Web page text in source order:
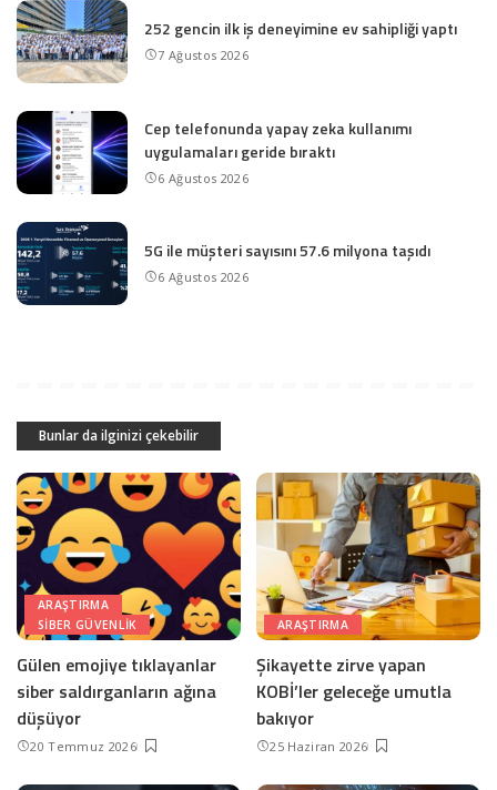
252 gencin ilk iş deneyimine ev sahipliği yaptı
7 Ağustos 2026
Cep telefonunda yapay zeka kullanımı
uygulamaları geride bıraktı
6 Ağustos 2026
5G ile müşteri sayısını 57.6 milyona taşıdı
6 Ağustos 2026
Bunlar da ilginizi çekebilir
ARAŞTIRMA
SIBER GÜVENLIK
Gülen emojiye tıklayanlar
siber saldırganların ağına
düşüyor
20 Temmuz 2026
ARAŞTIRMA
Şikayette zirve yapan
KOBİ’ler geleceğe umutla
bakıyor
25 Haziran 2026